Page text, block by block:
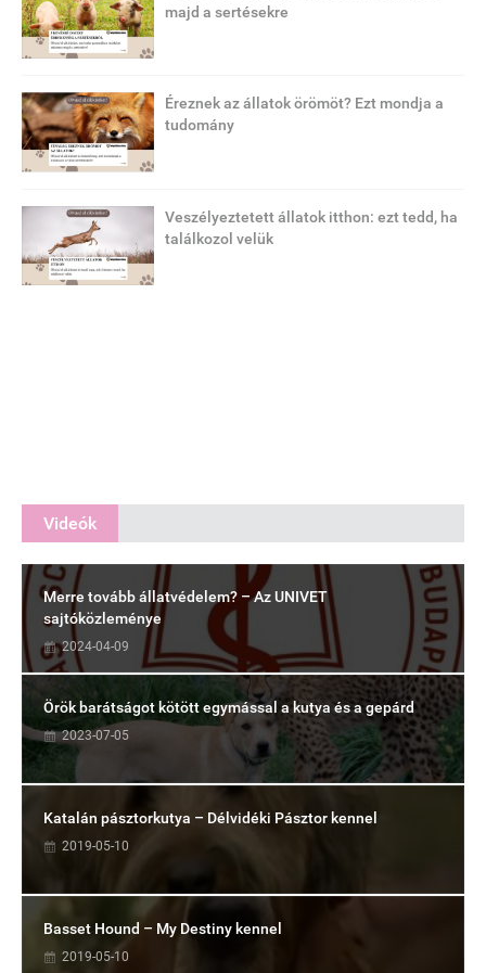
majd a sertésekre
Éreznek az állatok örömöt? Ezt mondja a
tudomány
Veszélyeztetett állatok itthon: ezt tedd, ha
találkozol velük
Videók
Merre tovább állatvédelem? – Az UNIVET
sajtóközleménye
2024-04-09
Örök barátságot kötött egymással a kutya és a gepárd
2023-07-05
Katalán pásztorkutya – Délvidéki Pásztor kennel
2019-05-10
Basset Hound – My Destiny kennel
2019-05-10